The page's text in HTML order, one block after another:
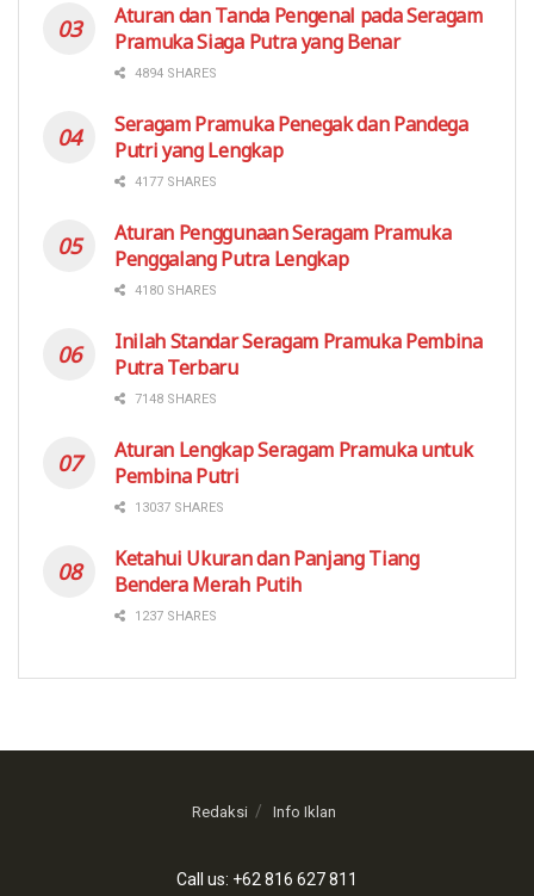
Aturan dan Tanda Pengenal pada Seragam
Pramuka Siaga Putra yang Benar
4894 SHARES
Seragam Pramuka Penegak dan Pandega
Putri yang Lengkap
4177 SHARES
Aturan Penggunaan Seragam Pramuka
Penggalang Putra Lengkap
4180 SHARES
Inilah Standar Seragam Pramuka Pembina
Putra Terbaru
7148 SHARES
Aturan Lengkap Seragam Pramuka untuk
Pembina Putri
13037 SHARES
Ketahui Ukuran dan Panjang Tiang
Bendera Merah Putih
1237 SHARES
Redaksi Info Iklan
Call us: +62 816 627 811